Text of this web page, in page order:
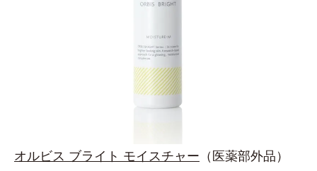
オルビス ブライト モイスチャー （医薬部外品）